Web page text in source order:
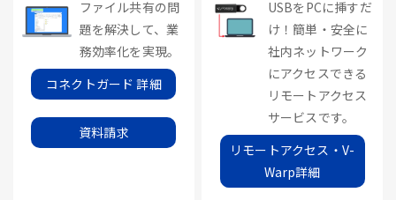
ファイル共有の問
題を解決して、業
務効率化を実現。
コネクトガード 詳細
資料請求
USBをPCに挿すだ
け！簡単・安全に
社内ネットワーク
にアクセスできる
リモートアクセス
サービスです。
リモートアクセス・V-
Warp詳細